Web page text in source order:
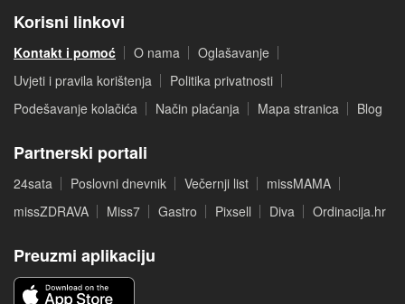
Korisni linkovi
Kontakt i pomoć O nama
Oglašavanje
Uvjeti i pravila korištenja
Politika privatnosti
Podešavanje kolačića
Način plaćanja Mapa stranica Blog
Partnerski portali
24sata Poslovni dnevnik Večernji list
missMAMA
missZDRAVA
Miss7 Gastro Pixsell Diva Ordinacija.hr
Preuzmi aplikaciju